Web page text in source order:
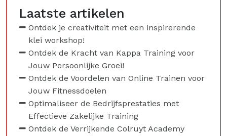
Laatste artikelen
Ontdek je creativiteit met een inspirerende
klei workshop!
Ontdek de Kracht van Kappa Training voor
Jouw Persoonlijke Groei!
Ontdek de Voordelen van Online Trainen voor
Jouw Fitnessdoelen
Optimaliseer de Bedrijfsprestaties met
Effectieve Zakelijke Training
Ontdek de Verrijkende Colruyt Academy